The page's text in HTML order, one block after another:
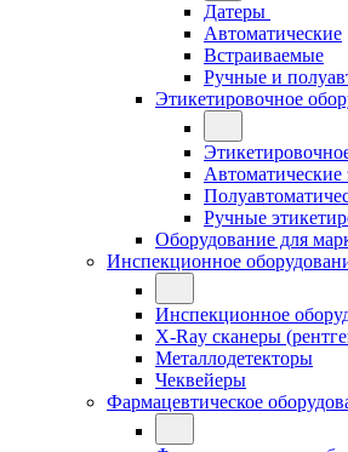
Датеры
Автоматические
Встраиваемые
Ручные и
Этикетировочное
Ручные
Оборудование для
Инспекционное
Инспекционное
X-Ray сканеры
Металлодетекторы
Чеквейеры
Фармацевтическое